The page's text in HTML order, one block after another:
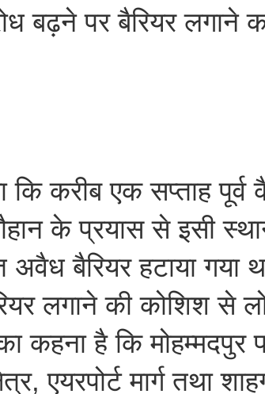
बढ़ने पर बैरियर लगाने
कि करीब एक सप्ताह पूर्व
के प्रयास से इसी
अवैध बैरियर हटाया गया
लगाने की कोशिश से
कहना है कि मोहम्मदपुर
एयरपोर्ट मार्ग तथा